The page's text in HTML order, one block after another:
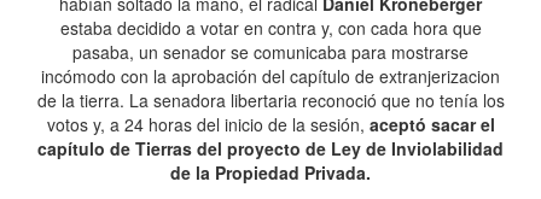
estaba decidido a votar en contra y, con cada hora que
pasaba, un senador se comunicaba para mostrarse
incómodo con la aprobación del capítulo de extranjerizacion
de la tierra. La senadora libertaria reconoció que no tenía los
votos y, a 24 horas del inicio de la sesión, aceptó sacar el
capítulo de Tierras del proyecto de Ley de Inviolabilidad
de la Propiedad Privada.